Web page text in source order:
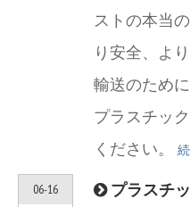
ストの本当
り安全、よ
輸送のため
プラスチッ
ください。
06-16 プラスチックパレッ